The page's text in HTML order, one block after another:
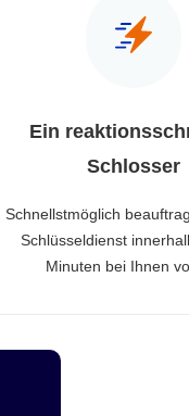
Ein
Schlosser
Schnellstmöglich
Schlüsseldienst
Minuten bei Ihnen